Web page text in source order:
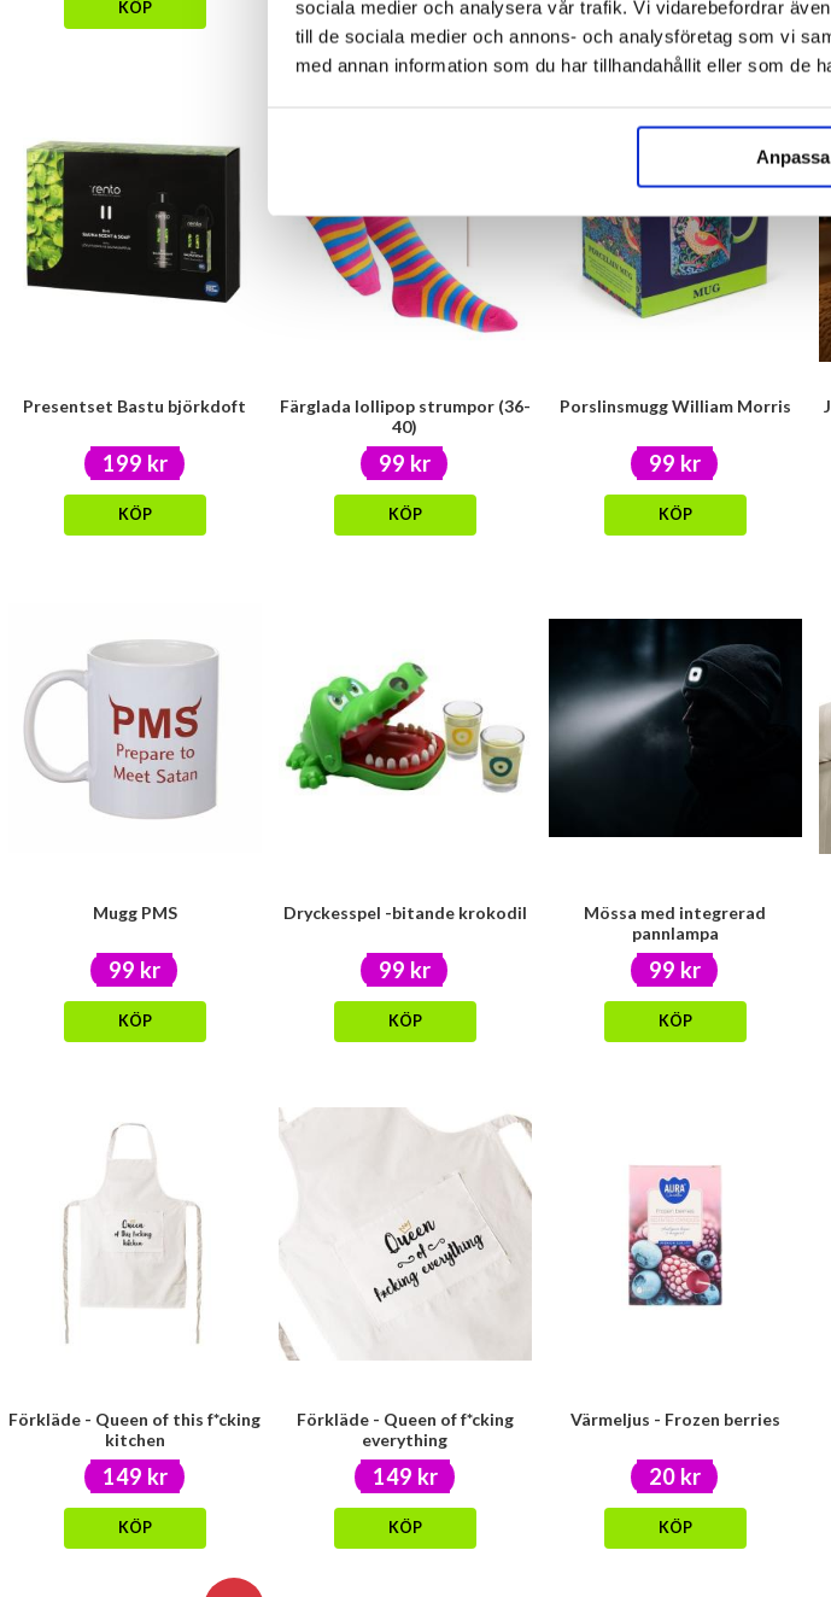
sociala medier och analysera vår trafik. Vi vidarebefordrar
till de sociala medier och annons- och analysföretag som vi
med annan information som du har tillhandahållit eller som de
Anpassa
KÖP KÖP KÖP
Presentset Bastu björkdoft
199 kr
KÖP
Färglada lollipop strumpor (36-
40)
99 kr
KÖP
Porslinsmugg William Morris
99 kr
KÖP
Mugg PMS
99 kr
KÖP
Dryckesspel -bitande krokodil
99 kr
KÖP
Mössa med integrerad
pannlampa
99 kr
KÖP
Förkläde - Queen of this f*cking
kitchen
149 kr
KÖP
Förkläde - Queen of f*cking
everything
149 kr
KÖP
Värmeljus - Frozen berries
20 kr
KÖP